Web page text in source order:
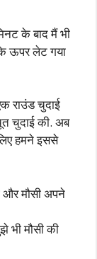
के बाद मैं भी
ऊपर लेट गया
राउंड चुदाई
चुदाई की. अब
हमने इससे
मौसी अपने
भी मौसी की